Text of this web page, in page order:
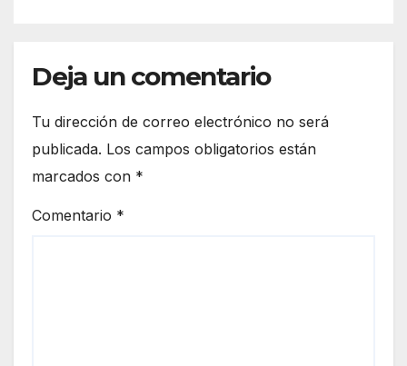
Deja un comentario
Tu dirección de correo electrónico no será
publicada. Los campos obligatorios están
marcados con *
Comentario *